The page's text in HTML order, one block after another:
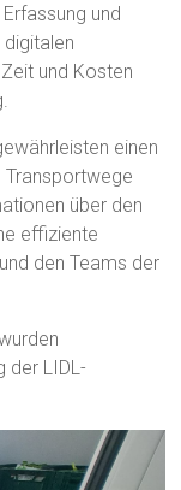
und
und Kosten
einen
Transportwege
über den
effiziente
den Teams der
der LIDL-